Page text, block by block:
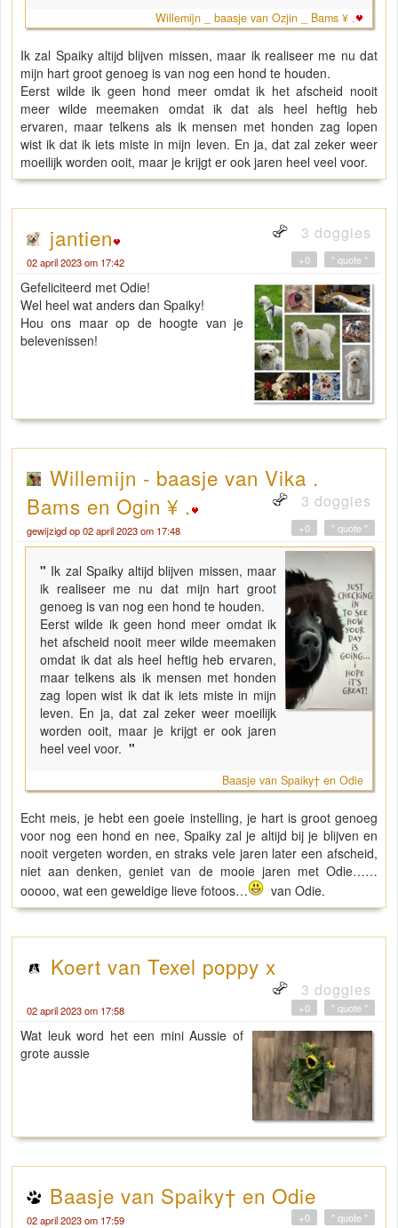
Willemijn _ baasje van Ozjin _ Bams ¥ .
Ik zal Spaiky altijd blijven missen, maar ik realiseer me nu dat
mijn hart groot genoeg is van nog een hond te houden.
Eerst wilde ik geen hond meer omdat ik het afscheid nooit
meer wilde meemaken omdat ik dat als heel heftig heb
ervaren, maar telkens als ik mensen met honden zag lopen
wist ik dat ik iets miste in mijn leven. En ja, dat zal zeker weer
moeilijk worden ooit, maar je krijgt er ook jaren heel veel voor.
jantien 3 doggies
02 april 2023 om 17:42 " quote "
+0
Gefeliciteerd met Odie!
Wel heel wat anders dan Spaiky!
Hou ons maar op de hoogte van je
belevenissen!
Willemijn - baasje van Vika .
Bams en Ogin ¥ .
3 doggies
gewijzigd op 02 april 2023 om 17:48 " quote "
+0
" Ik zal Spaiky altijd blijven missen, maar
ik realiseer me nu dat mijn hart groot
genoeg is van nog een hond te houden.
Eerst wilde ik geen hond meer omdat ik
het afscheid nooit meer wilde meemaken
omdat ik dat als heel heftig heb ervaren,
maar telkens als ik mensen met honden
zag lopen wist ik dat ik iets miste in mijn
leven. En ja, dat zal zeker weer moeilijk
worden ooit, maar je krijgt er ook jaren
heel veel voor. "
Baasje van Spaiky† en Odie
Echt meis, je hebt een goeie instelling, je hart is groot genoeg
voor nog een hond en nee, Spaiky zal je altijd bij je blijven en
nooit vergeten worden, en straks vele jaren later een afscheid,
niet aan denken, geniet van de mooie jaren met Odie……
ooooo, wat een geweldige lieve fotoos…
van Odie.
Koert van Texel poppy x
3 doggies
02 april 2023 om 17:58 " quote "
+0
Wat leuk word het een mini Aussie of
grote aussie
Baasje van Spaiky† en Odie
02 april 2023 om 17:59 " quote "
+0